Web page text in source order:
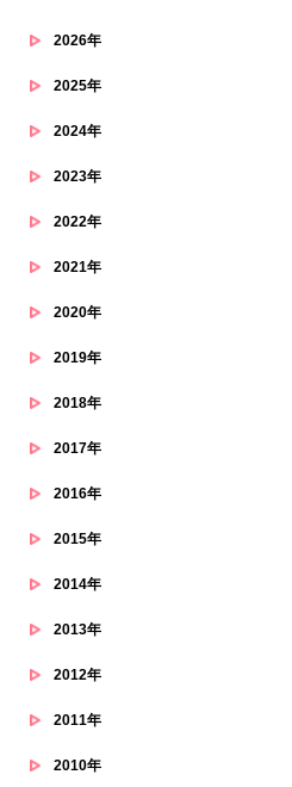
2026年
2025年
2024年
2023年
2022年
2021年
2020年
2019年
2018年
2017年
2016年
2015年
2014年
2013年
2012年
2011年
2010年